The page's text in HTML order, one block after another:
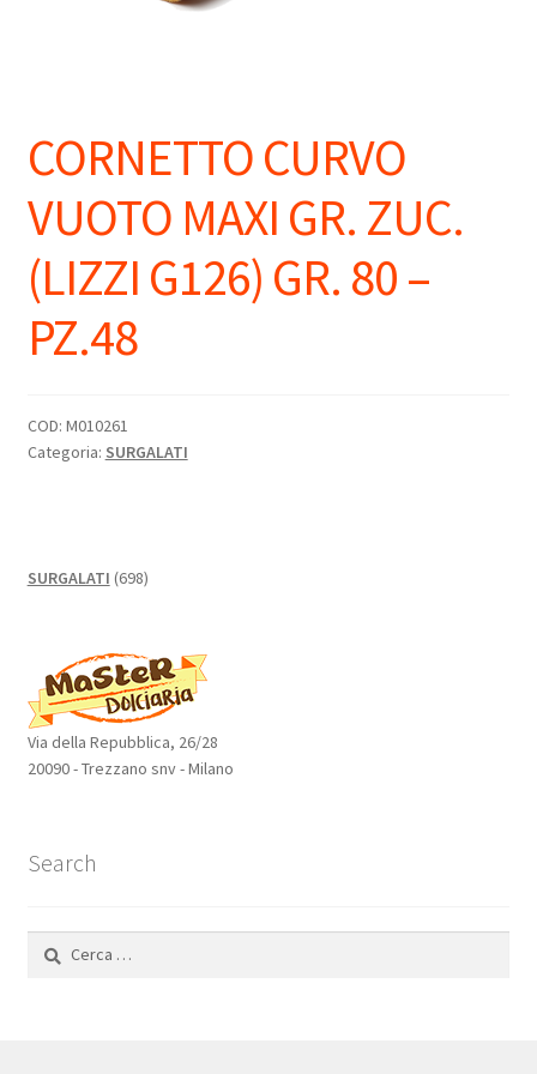
CORNETTO CURVO
VUOTO MAXI GR. ZUC.
(LIZZI G126) GR. 80 –
PZ.48
COD: M010261
Categoria: SURGALATI
SURGALATI 698698
Via della Repubblica, 26/28
20090 - Trezzano snv - Milano
Search
Ricerca